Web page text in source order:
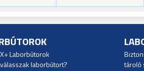
Laborbútorok
laborbútort?
tároló